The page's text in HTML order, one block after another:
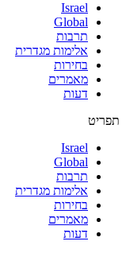
Israel
Global
תרבות
אלימות מגדרית
בחירות
מאמרים
דעות
תפריט
Israel
Global
תרבות
אלימות מגדרית
בחירות
מאמרים
דעות